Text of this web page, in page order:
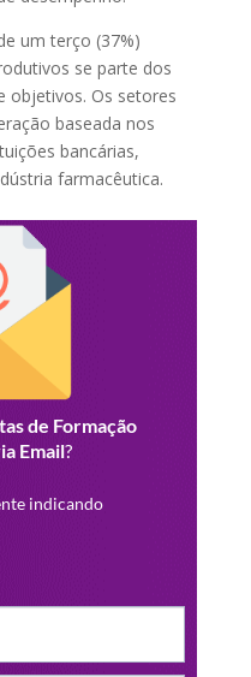
um terço (37%)
se parte dos
objetivos. Os setores
baseada nos
bancárias,
farmacêutica.